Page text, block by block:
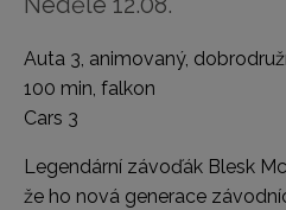
Auta 3, animovaný,
100 min, falkon
Cars 3
Legendární závoďák Blesk
že ho nová generace